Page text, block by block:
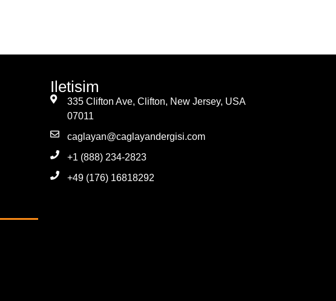
Iletisim
335 Clifton Ave, Clifton, New Jersey, USA
07011
caglayan@caglayandergisi.com
+1 (888) 234-2823
+49 (176) 16818292